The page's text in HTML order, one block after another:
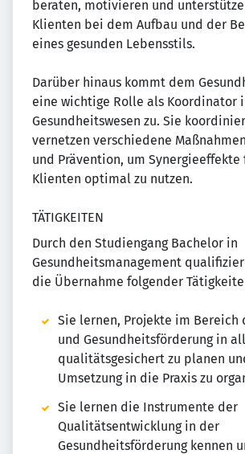
beraten, motivieren und
Klienten bei dem Aufbau und der
eines gesunden Lebensstils.
Darüber hinaus kommt dem
eine wichtige Rolle als Koordinator
Gesundheitswesen zu. Sie
vernetzen verschiedene
und Prävention, um Synergieeffekte
Klienten optimal zu nutzen.
TÄTIGKEITEN
Durch den Studiengang Bachelor in
Gesundheitsmanagement
die Übernahme folgender
Sie lernen, Projekte im Bereich
und Gesundheitsförderung in
qualitätsgesichert zu planen
Umsetzung in die Praxis zu
Sie lernen die Instrumente der
Qualitätsentwicklung in der
Gesundheitsförderung kennen